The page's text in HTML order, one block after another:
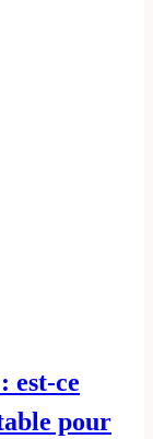
est-ce
pour